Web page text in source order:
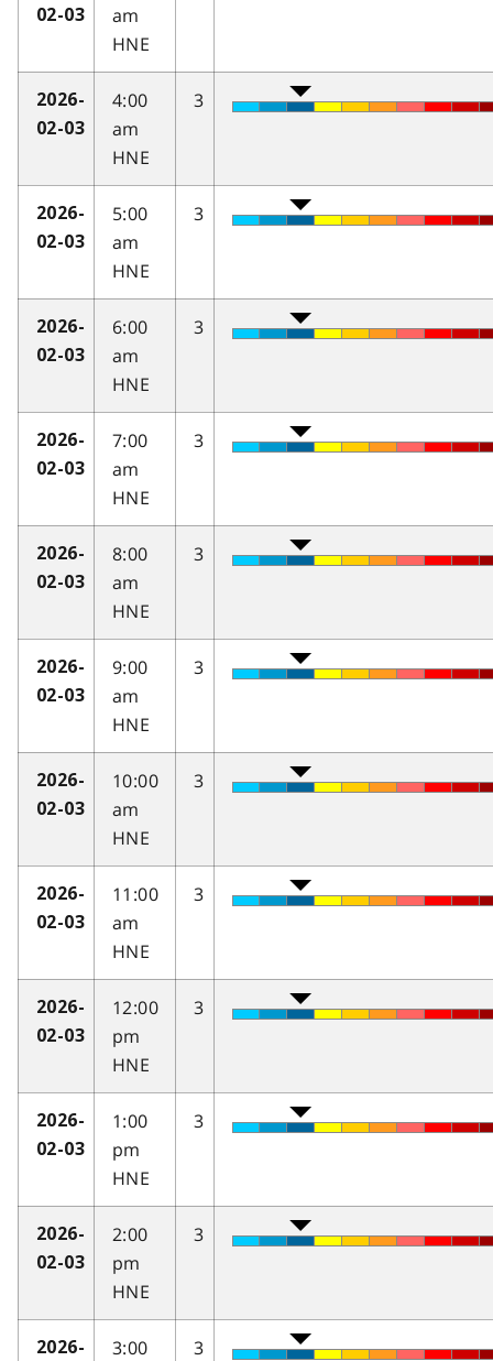
02-03
am
HNE
2026-
02-03
4:00
am
HNE
3
2026-
02-03
5:00
am
HNE
3
2026-
02-03
6:00
am
HNE
3
2026-
02-03
7:00
am
HNE
3
2026-
02-03
8:00
am
HNE
3
2026-
02-03
9:00
am
HNE
3
2026-
02-03
10:00
am
HNE
3
2026-
02-03
11:00
am
HNE
3
2026-
02-03
12:00
pm
HNE
3
2026-
02-03
1:00
pm
HNE
3
2026-
02-03
2:00
pm
HNE
3
2026-
3:00
3